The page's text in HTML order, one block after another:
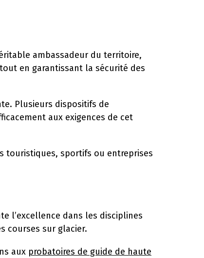
ambassadeur du territoire,
en garantissant la sécurité des
Plusieurs dispositifs de
aux exigences de cet
touristiques, sportifs ou entreprises
l’excellence dans les disciplines
courses sur glacier.
aux probatoires de guide de haute